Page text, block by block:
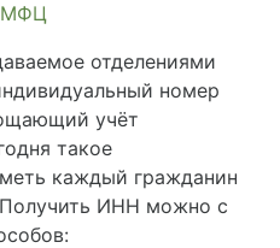
МФЦ
отделениями
номер
учёт
такое
каждый гражданин
ИНН можно с